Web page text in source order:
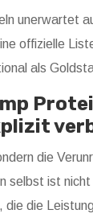
unerwartet
offizielle
als
die
selbst ist
die